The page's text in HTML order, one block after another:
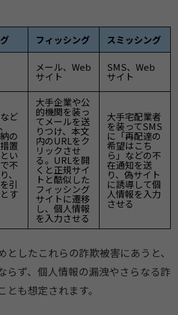
フィッシング
スミッシング
メール、Web
サイト
SMS、Web
サイト
ど
の
置
い
不
、
引
す
大手企業や公
的機関を装っ
てメールを送
りつけ、本文
内のURLをク
リックさせ
る。URLを開
くと正規サイ
トと酷似した
フィッシング
サイトに遷移
し、個人情報
を入力させる
大手宅配業者
を装ってSMS
に「再配達の
希望はこち
ら」などの不
在通知を送
り、偽サイト
に誘導して個
人情報を入力
させる
としたこれらの詐欺被害にあうと、
らず、個人情報の漏洩やさらなる詐
も想定されます。